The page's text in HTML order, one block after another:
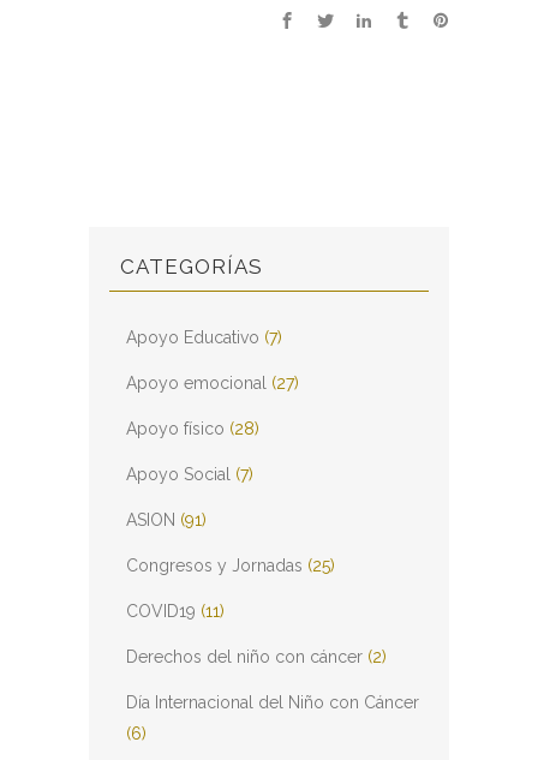
CATEGORÍAS
Apoyo Educativo (7)
Apoyo emocional (27)
Apoyo físico (28)
Apoyo Social (7)
ASION (91)
Congresos y Jornadas (25)
COVID19 (11)
Derechos del niño con cáncer (2)
Día Internacional del Niño con Cáncer
(6)